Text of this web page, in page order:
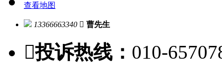
查看地图
13366663340  曹先生
投诉热线： 010-